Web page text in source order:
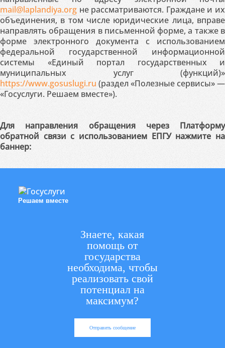
mail@laplandiya.org не рассматриваются. Граждане и их
объединения, в том числе юридические лица, вправе
направлять обращения в письменной форме, а также в
форме электронного документа с использованием
федеральной государственной информационной
системы «Единый портал государственных и
муниципальных услуг (функций)»
https://www.gosuslugi.ru (раздел «Полезные сервисы» —
«Госуслуги. Решаем вместе»).
Для направления обращения через Платформу
обратной связи с использованием ЕПГУ нажмите на
баннер:
Решаем вместе
Знаете, какая
помощь от
государства
необходима, чтобы
реализовать свой
потенциал на
максимум?
Отправить сообщение